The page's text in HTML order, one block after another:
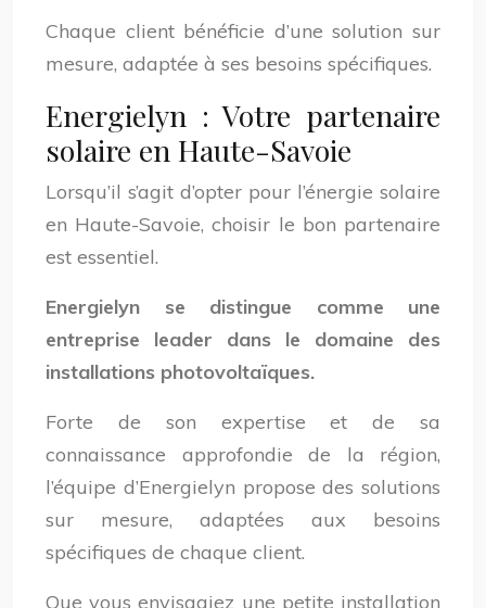
Chaque client bénéficie d’une solution sur
mesure, adaptée à ses besoins spécifiques.
Energielyn : Votre partenaire
solaire en Haute-Savoie
Lorsqu’il s’agit d’opter pour l’énergie solaire
en Haute-Savoie, choisir le bon partenaire
est essentiel.
Energielyn se distingue comme une
entreprise leader dans le domaine des
installations photovoltaïques.
Forte de son expertise et de sa
connaissance approfondie de la région,
l’équipe d’Energielyn propose des solutions
sur mesure, adaptées aux besoins
spécifiques de chaque client.
Que vous envisagiez une petite installation